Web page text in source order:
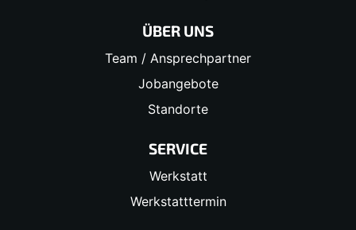
ÜBER UNS
Team / Ansprechpartner
Jobangebote
Standorte
SERVICE
Werkstatt
Werkstatttermin